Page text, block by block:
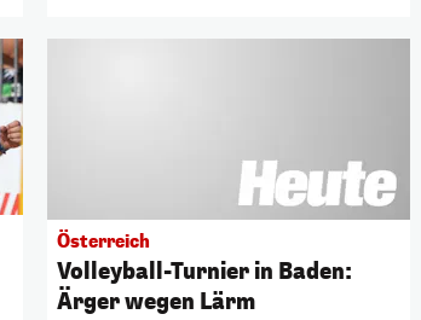
Österreich
Volleyball-Turnier in Baden:
Ärger wegen Lärm